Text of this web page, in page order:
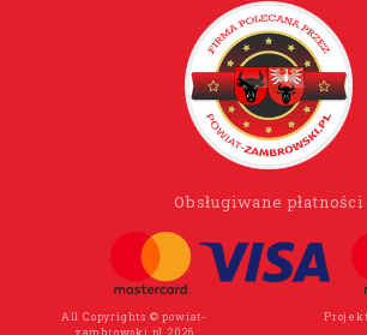
Obsługiwane płatności
All Copyrights © powiat-
zambrowski.pl 2026